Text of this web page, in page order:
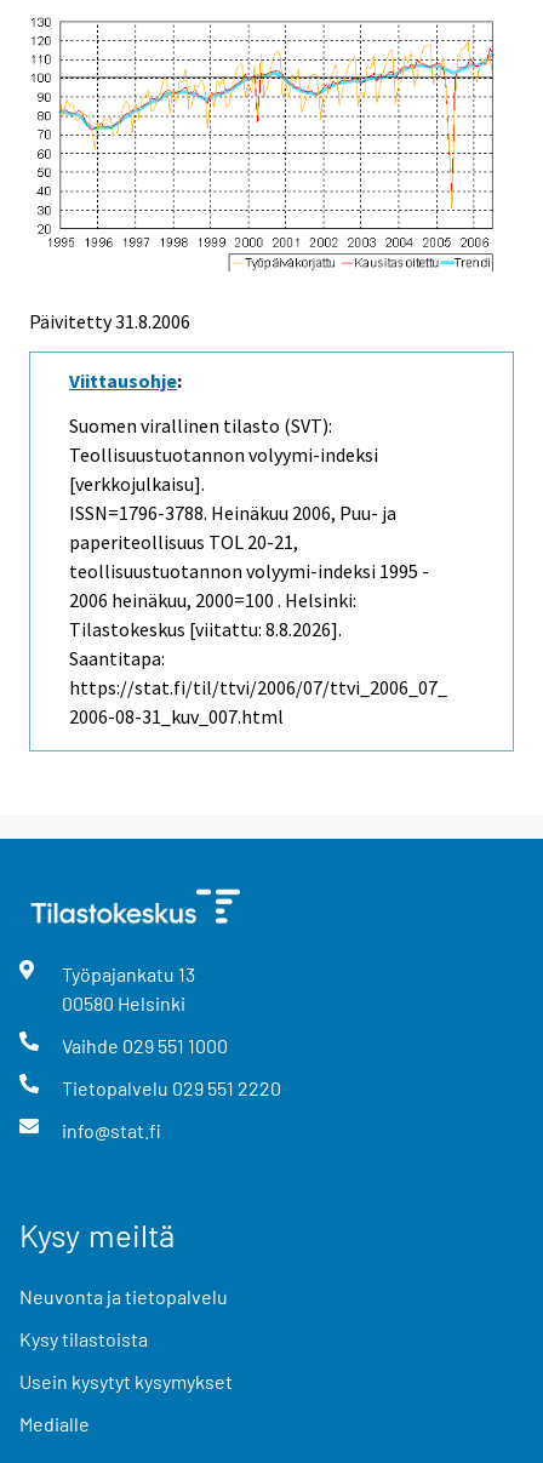
Päivitetty31.8.2006
Viittausohje:
Suomen virallinen tilasto (SVT):
Teollisuustuotannon volyymi-indeksi
[verkkojulkaisu].
ISSN=1796-3788. Heinäkuu 2006, Puu- ja
paperiteollisuus TOL 20-21,
teollisuustuotannon volyymi-indeksi 1995 -
2006 heinäkuu, 2000=100 . Helsinki:
Tilastokeskus [viitattu: 8.8.2026].
Saantitapa:
https://stat.fi/til/ttvi/2006/07/ttvi_2006_07_
2006-08-31_kuv_007.html
Työpajankatu 13
00580 Helsinki
Vaihde 029 551 1000
Tietopalvelu 029 551 2220
info@stat.fi
Kysy meiltä
Neuvonta ja tietopalvelu
Kysy tilastoista
Usein kysytyt kysymykset
Medialle